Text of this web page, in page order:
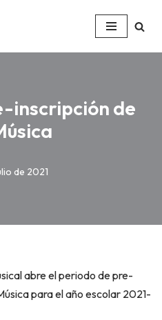
inscripción de
de 2021
abre el periodo de pre-
para el año escolar 2021-